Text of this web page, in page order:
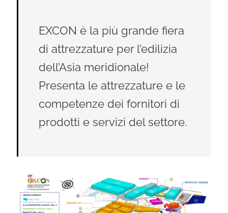
EXCON è la più grande fiera
di attrezzature per l’edilizia
dell’Asia meridionale!
Presenta le attrezzature e le
competenze dei fornitori di
prodotti e servizi del settore.